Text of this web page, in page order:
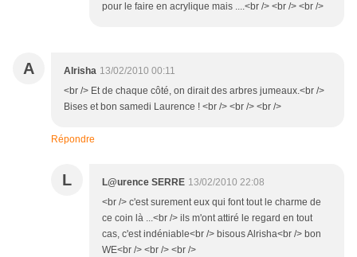
pour le faire en acrylique mais ....<br /> <br /> <br />
A Alrisha 13/02/2010 00:11
<br /> Et de chaque côté, on dirait des arbres jumeaux.<br />
Bises et bon samedi Laurence ! <br /> <br /> <br />
Répondre
L L@urence SERRE 13/02/2010 22:08
<br /> c'est surement eux qui font tout le charme de
ce coin là ...<br /> ils m'ont attiré le regard en tout
cas, c'est indéniable<br /> bisous Alrisha<br /> bon
WE<br /> <br /> <br />